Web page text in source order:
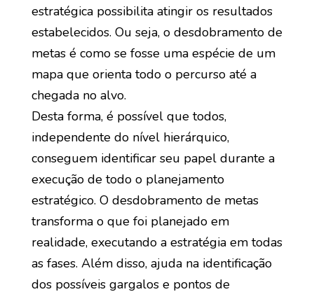
estratégica possibilita atingir os resultados
estabelecidos. Ou seja, o desdobramento de
metas é como se fosse uma espécie de um
mapa que orienta todo o percurso até a
chegada no alvo.
Desta forma, é possível que todos,
independente do nível hierárquico,
conseguem identificar seu papel durante a
execução de todo o planejamento
estratégico. O desdobramento de metas
transforma o que foi planejado em
realidade, executando a estratégia em todas
as fases. Além disso, ajuda na identificação
dos possíveis gargalos e pontos de